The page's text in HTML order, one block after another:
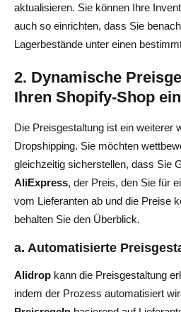
aktualisieren. Sie können Ihre
auch so einrichten, dass Sie
Lagerbestände unter einen
2. Dynamische
Ihren Shopify-Shop
Die Preisgestaltung ist ein weiterer
Dropshipping. Sie möchten
gleichzeitig sicherstellen, dass Sie
AliExpress, der Preis, den Sie für
vom Lieferanten ab und die Preise
behalten Sie den Überblick.
a. Automatisierte
Alidrop kann die Preisgestaltung
indem der Prozess automatisiert